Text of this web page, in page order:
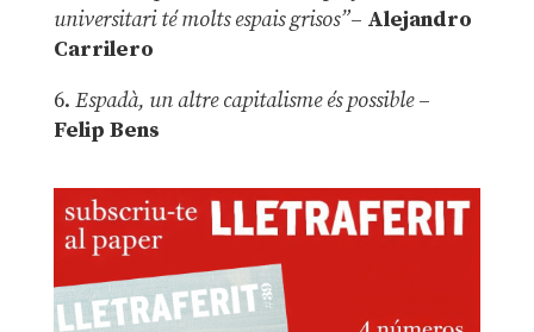
universitari té molts espais grisos”– Alejandro
Carrilero
6. Espadà, un altre capitalisme és possible –
Felip Bens